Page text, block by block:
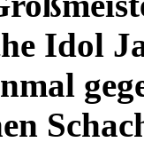
Idol